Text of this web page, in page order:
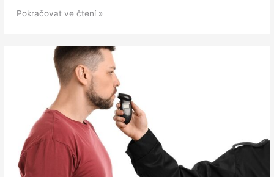
VZOR:
elektronické
zaměstnance
Pokračovat ve čtení »